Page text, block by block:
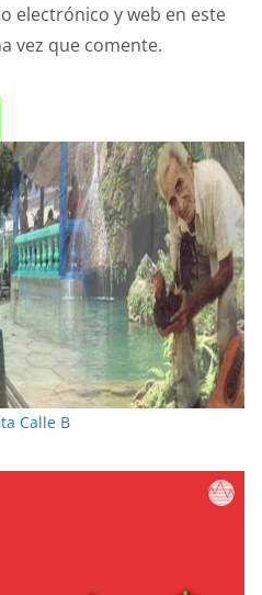
electrónico y web en este
vez que comente.
Calle B